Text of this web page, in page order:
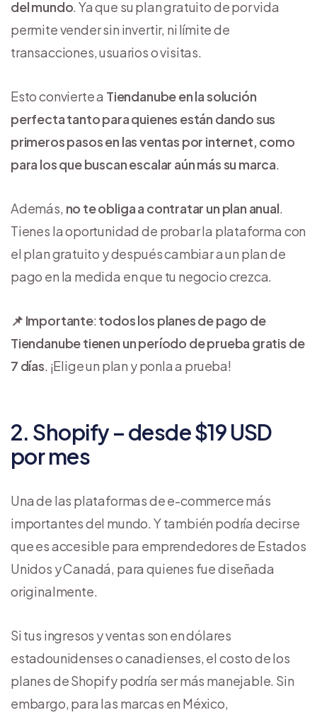
del mundo . Ya que su plan gratuito de por vida
permite vender sin invertir, ni límite de
transacciones, usuarios o visitas.
Esto convierte a Tiendanube en la solución
perfecta tanto para quienes están dando sus
primeros pasos en las ventas por internet, como
para los que buscan escalar aún más su marca
Además, no te obliga a contratar un plan anual
Tienes la oportunidad de probar la plataforma con
el plan gratuito y después cambiar a un plan de
pago en la medida en que tu negocio crezca.
📌 Importante: todos los planes de pago de
Tiendanube tienen un período de prueba gratis de
7 días . ¡Elige un plan y ponla a prueba!
2. Shopify – desde $19 USD
por mes
Una de las plataformas de e-commerce más
importantes del mundo. Y también podría decirse
que es accesible para emprendedores de Estados
Unidos y Canadá, para quienes fue diseñada
originalmente.
Si tus ingresos y ventas son en dólares
estadounidenses o canadienses, el costo de los
planes de Shopify podría ser más manejable. Sin
embargo, para las marcas en México,